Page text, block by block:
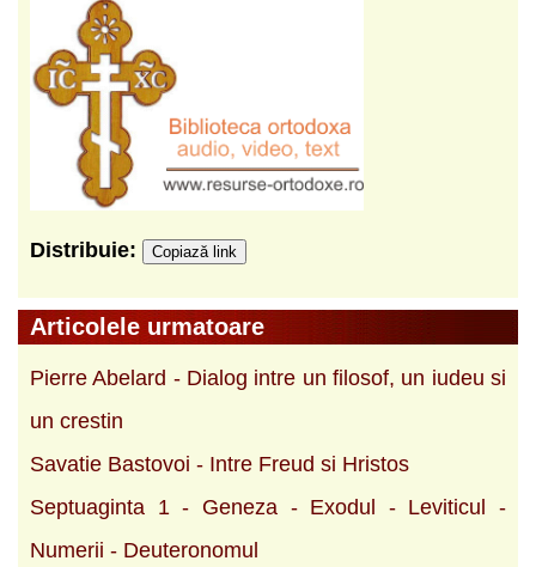
Distribuie: Copiază link
Articolele urmatoare
Pierre Abelard - Dialog intre un filosof, un iudeu si
un crestin
Savatie Bastovoi - Intre Freud si Hristos
Septuaginta 1 - Geneza - Exodul - Leviticul -
Numerii - Deuteronomul